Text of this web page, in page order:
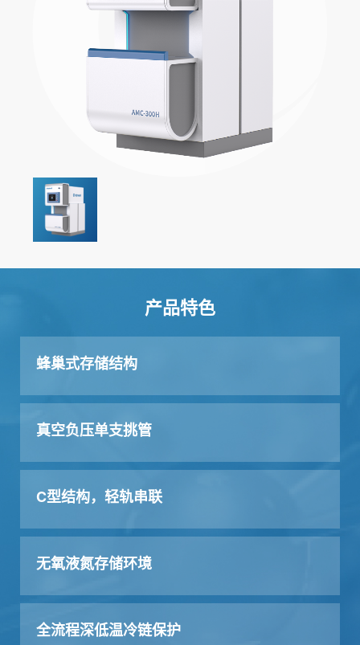
产品特色
蜂巢式存储结构
真空负压单支挑管
C型结构，轻轨串联
无氧液氮存储环境
全流程深低温冷链保护